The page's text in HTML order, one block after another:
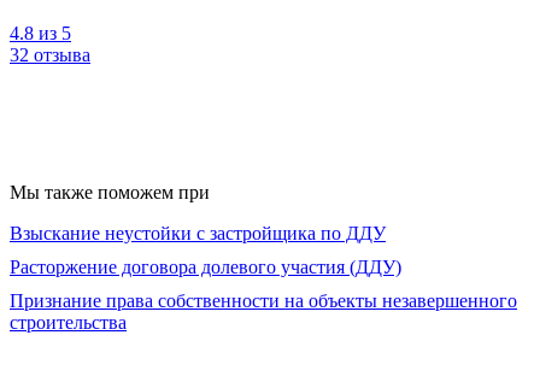
4.8 из 5
32 отзыва
Мы также поможем при
Взыскание неустойки с застройщика по ДДУ
Расторжение договора долевого участия (ДДУ)
Признание права собственности на объекты незавершенного
строительства